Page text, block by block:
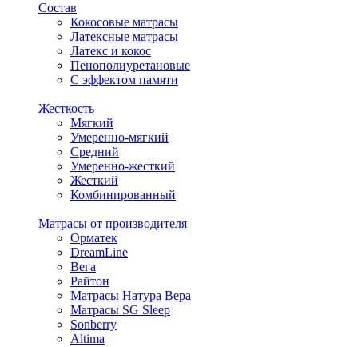
Состав
Кокосовые матрасы
Латексные матрасы
Латекс и кокос
Пенополиуретановые
С эффектом памяти
Жесткость
Мягкий
Умеренно-мягкий
Средний
Умеренно-жесткий
Жесткий
Комбинированный
Матрасы от производителя
Орматек
DreamLine
Вега
Райтон
Матрасы Натура Вера
Матрасы SG Sleep
Sonberry
Altima